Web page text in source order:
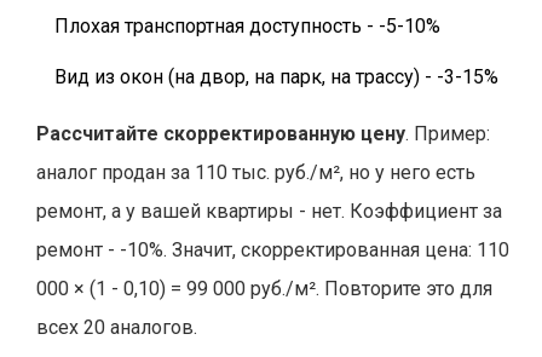
Плохая транспортная доступность - -5-10%
Вид из окон (на двор, на парк, на трассу) - -3-15%
Рассчитайте скорректированную цену. Пример:
аналог продан за 110 тыс. руб./м², но у него есть
ремонт, а у вашей квартиры - нет. Коэффициент за
ремонт - -10%. Значит, скорректированная цена: 110
000 × (1 - 0,10) = 99 000 руб./м². Повторите это для
всех 20 аналогов.